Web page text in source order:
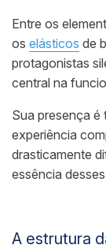
Entre os
os elásticos de
protagonistas
central na
Sua presença é
experiência
drasticamente
essência
A estrutura